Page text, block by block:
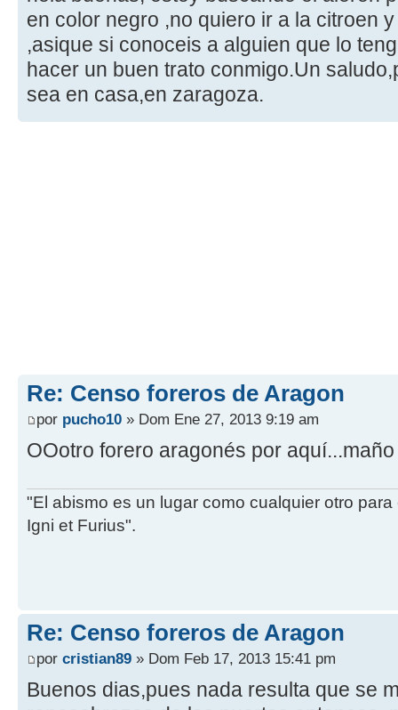
en color negro ,no quiero ir a la citroen
,asique si conoceis a alguien que lo
hacer un buen trato conmigo.Un
sea en casa,en zaragoza.
Re: Censo foreros de Aragon
por pucho10 » Dom Ene 27, 2013 9:19 am
OOotro forero aragonés por
"El abismo es un lugar como cualquier otro
Igni et Furius".
Re: Censo foreros de Aragon
por cristian89 » Dom Feb 17, 2013 15:41 pm
Buenos dias,pues nada resulta que se